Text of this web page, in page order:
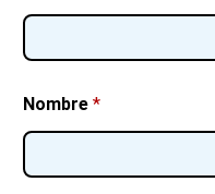
Nombre *